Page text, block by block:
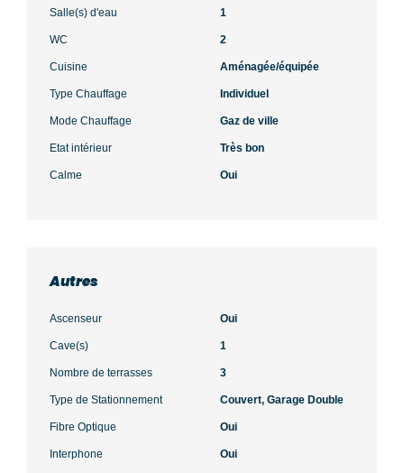
Salle(s) d'eau 1
WC 2
Cuisine Aménagée/équipée
Type Chauffage Individuel
Mode Chauffage Gaz de ville
Etat intérieur Très bon
Calme Oui
Autres
Ascenseur Oui
Cave(s) 1
Nombre de terrasses 3
Type de Stationnement Couvert, Garage Double
Fibre Optique Oui
Interphone Oui